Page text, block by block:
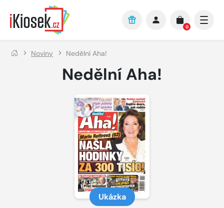
Přejít na hlavní obsah
0
Noviny Nedělní Aha!
Nedělní Aha!
Ukázka